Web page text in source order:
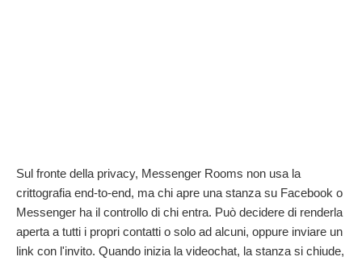
Sul fronte della privacy, Messenger Rooms non usa la
crittografia end-to-end, ma chi apre una stanza su Facebook o
Messenger ha il controllo di chi entra. Può decidere di renderla
aperta a tutti i propri contatti o solo ad alcuni, oppure inviare un
link con l'invito. Quando inizia la videochat, la stanza si chiude,